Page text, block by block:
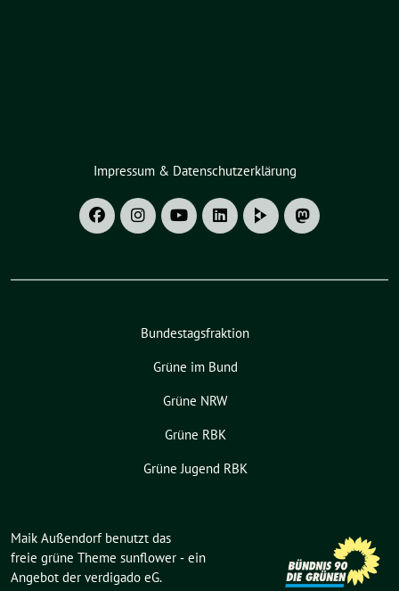
Impressum & Datenschutzerklärung
Bundestagsfraktion
Grüne im Bund
Grüne NRW
Grüne RBK
Grüne Jugend RBK
Maik Außendorf benutzt das
freie grüne Theme sunflower ‐ ein
Angebot der verdigado eG.